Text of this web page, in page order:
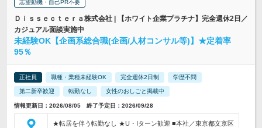
志望動機・自己PR不要
Ｄｉｓｓｅｃｔｅｒａ株式会社 | 【ホワイト企業プラチナ】完全週休2日／
カジュアル面談実施中
未経験OK【企画系総合職(企画/人材コンサル等)】★定着率
95％
正社員 職種・業種未経験OK 完全週休2日制 学歴不問
第二新卒歓迎 転勤なし 女性のおしごと掲載中
情報更新日：2026/08/05 終了予定日：2026/09/28
★転居を伴う転勤なし ★U・Iターン歓迎 ■本社／東京都文京区